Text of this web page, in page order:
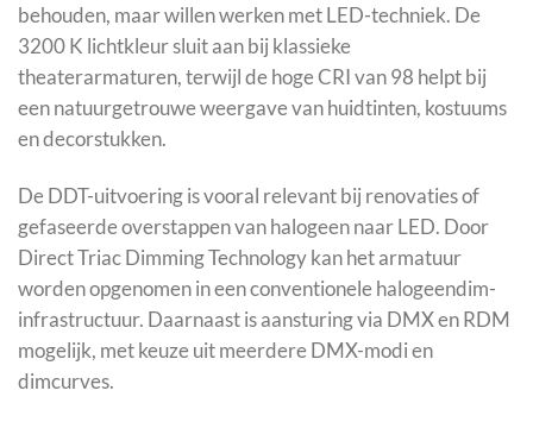
behouden, maar willen werken met LED-techniek. De
3200 K lichtkleur sluit aan bij klassieke
theaterarmaturen, terwijl de hoge CRI van 98 helpt bij
een natuurgetrouwe weergave van huidtinten, kostuums
en decorstukken.
De DDT-uitvoering is vooral relevant bij renovaties of
gefaseerde overstappen van halogeen naar LED. Door
Direct Triac Dimming Technology kan het armatuur
worden opgenomen in een conventionele halogeendim-
infrastructuur. Daarnaast is aansturing via DMX en RDM
mogelijk, met keuze uit meerdere DMX-modi en
dimcurves.